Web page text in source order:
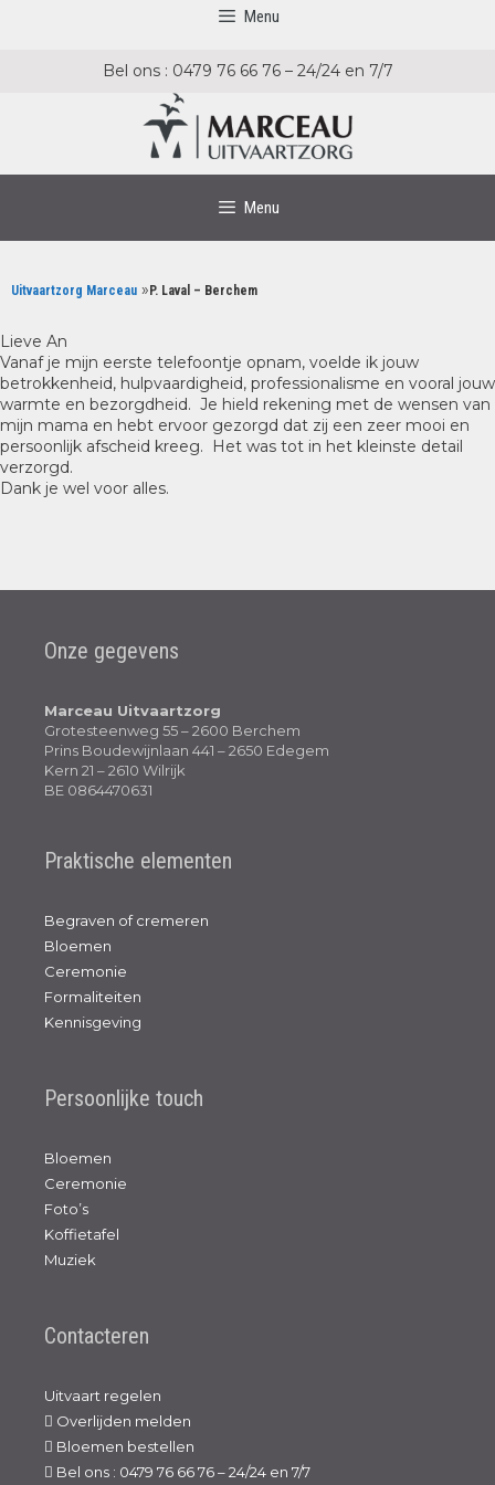
Menu
Bel ons : 0479 76 66 76 – 24/24 en 7/7
Menu
Uitvaartzorg Marceau »P. Laval – Berchem
Lieve An
Vanaf je mijn eerste telefoontje opnam, voelde ik jouw
betrokkenheid, hulpvaardigheid, professionalisme en vooral jouw
warmte en bezorgdheid. Je hield rekening met de wensen van
mijn mama en hebt ervoor gezorgd dat zij een zeer mooi en
persoonlijk afscheid kreeg. Het was tot in het kleinste detail
verzorgd.
Dank je wel voor alles.
Onze gegevens
Marceau Uitvaartzorg
Grotesteenweg 55 – 2600 Berchem
Prins Boudewijnlaan 441 – 2650 Edegem
Kern 21 – 2610 Wilrijk
BE 0864470631
Praktische elementen
Begraven of cremeren
Bloemen
Ceremonie
Formaliteiten
Kennisgeving
Persoonlijke touch
Bloemen
Ceremonie
Foto’s
Koffietafel
Muziek
Contacteren
Uitvaart regelen
Overlijden melden
Bloemen bestellen
Bel ons : 0479 76 66 76 – 24/24 en 7/7